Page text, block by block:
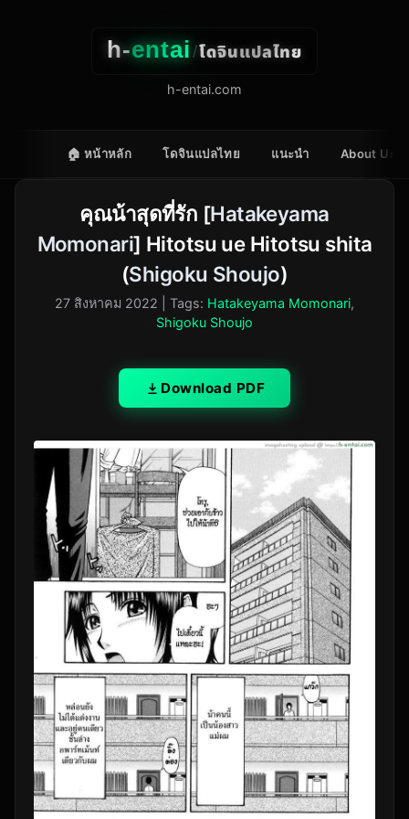
h-entai/โดจินแปลไทย
h-entai.com
🏠 หน้าหลัก โดจินแปลไทย แนะนำ About Us
คุณน้าสุดที่รัก [Hatakeyama
Momonari] Hitotsu ue Hitotsu shita
(Shigoku Shoujo)
27 สิงหาคม 2022 | Tags: Hatakeyama Momonari,
Shigoku Shoujo
Download PDF